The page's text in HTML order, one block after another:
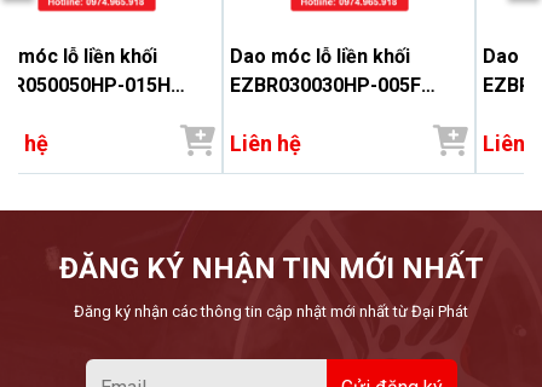
móc lỗ liền khối
015H
hệ
Dao móc lỗ liền khối
EZBR030030HP-005F
Liên hệ
Dao
Liên
ĐĂNG KÝ NHẬN TIN MỚI NHẤT
Đăng ký nhận các thông tin cập nhật mới nhất từ Đại Phát